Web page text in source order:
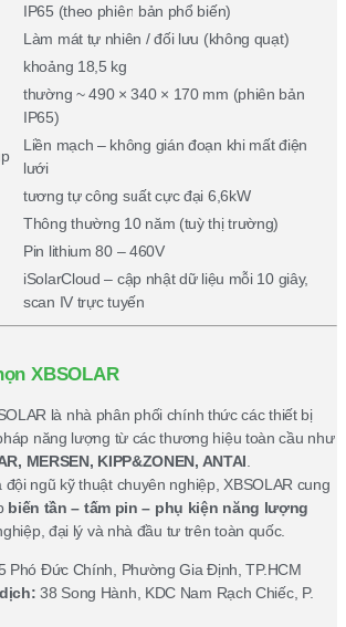
IP65 (theo phiên bản phổ biến)
Làm mát tự nhiên / đối lưu (không quạt)
khoảng 18,5 kg
thường ~ 490 × 340 × 170 mm (phiên bản
IP65)
Liền mạch – không gián đoạn khi mất điện
lưới
tương tự công suất cực đại 6,6kW
Thông thường 10 năm (tuỳ thị trường)
Pin lithium 80 – 460V
iSolarCloud – cập nhật dữ liệu mỗi 10 giây,
scan IV trực tuyến
XBSOLAR
là nhà phân phối chính thức các thiết bị
năng lượng từ các thương hiệu toàn cầu như
MERSEN, KIPP&ZONEN, ANTAI
ngũ kỹ thuật chuyên nghiệp, XBSOLAR cung
biến tần – tấm pin – phụ kiện năng lượng
đại lý và nhà đầu tư trên toàn quốc.
Phó Đức Chính, Phường Gia Định, TP.HCM
38 Song Hành, KDC Nam Rạch Chiếc, P.